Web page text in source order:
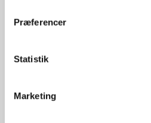
Præferencer
Statistik
Marketing